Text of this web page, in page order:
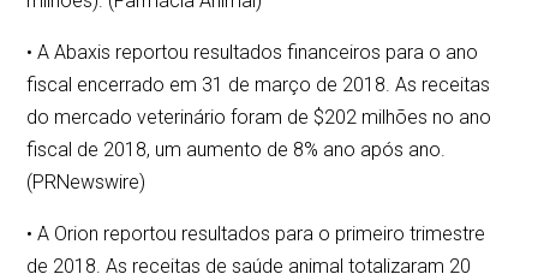
• A Abaxis reportou resultados financeiros para o ano
fiscal encerrado em 31 de março de 2018. As receitas
do mercado veterinário foram de $202 milhões no ano
fiscal de 2018, um aumento de 8% ano após ano.
(PRNewswire)
• A Orion reportou resultados para o primeiro trimestre
de 2018. As receitas de saúde animal totalizaram 20